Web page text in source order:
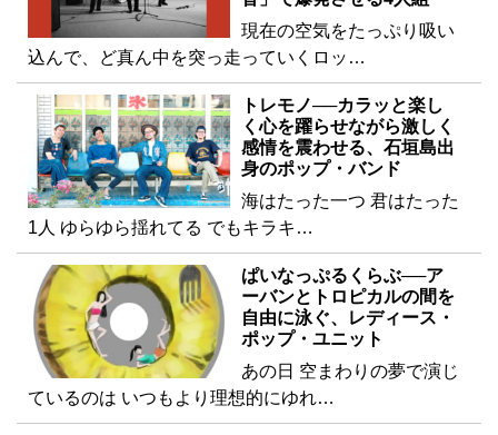
現在の空気をたっぷり吸い
込んで、ど真ん中を突っ走っていくロッ…
トレモノ──カラッと楽し
く心を躍らせながら激しく
感情を震わせる、石垣島出
身のポップ・バンド
海はたった一つ 君はたった
1人 ゆらゆら揺れてる でもキラキ…
ぱいなっぷるくらぶ──ア
ーバンとトロピカルの間を
自由に泳ぐ、レディース・
ポップ・ユニット
あの日 空まわりの夢で演じ
ているのは いつもより理想的にゆれ…